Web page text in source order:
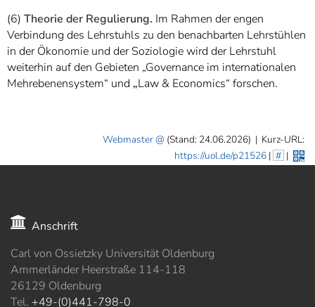
(6) Theorie der Regulierung. Im Rahmen der engen
Verbindung des Lehrstuhls zu den benachbarten Lehrstühlen
in der Ökonomie und der Soziologie wird der Lehrstuhl
weiterhin auf den Gebieten „Governance im internationalen
Mehrebenensystem“ und „Law & Economics“ forschen.
Webmaster (Stand: 24.06.2026) | Kurz-URL:
https://uol.de/p21526| # |
Anschrift
Carl von Ossietzky Universität Oldenburg
Ammerländer Heerstraße 114-118
26129 Oldenburg
Tel. +49-(0)441-798-0